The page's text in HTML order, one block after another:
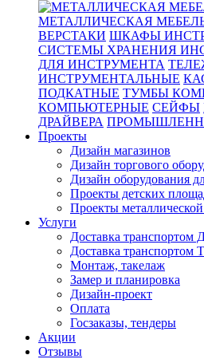
МЕТАЛЛИЧЕСКАЯ
ВЕРСТАКИ ШКАФЫ
СИСТЕМЫ ХРАНЕНИЯ
ДЛЯ ИНСТРУМЕНТА
ИНСТРУМЕНТАЛЬНЫЕ
ПОДКАТНЫЕ ТУМБЫ
КОМПЬЮТЕРНЫЕ СЕЙФЫ
ДРАЙВЕРА
Проекты
Дизайн магазинов
Дизайн торгового
Дизайн оборудования
Проекты детских
Проекты
Услуги
Доставка
Доставка транспортом
Монтаж, такелаж
Замер и планировка
Дизайн-проект
Оплата
Госзаказы, тендеры
Акции
Отзывы